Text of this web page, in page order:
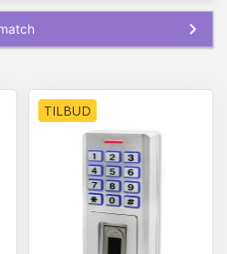
TILBUD